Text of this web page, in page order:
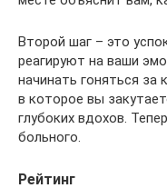
Второй шаг – это
реагируют на ваши
начинать гоняться за
в которое вы
глубоких вдохов.
больного.
Рейтинг